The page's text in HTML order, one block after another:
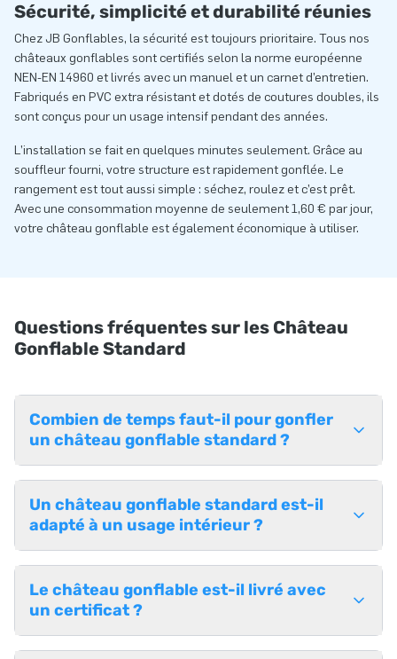
Sécurité, simplicité et durabilité réunies
Chez JB Gonflables, la sécurité est toujours prioritaire. Tous nos
châteaux gonflables sont certifiés selon la norme européenne
NEN-EN 14960 et livrés avec un manuel et un carnet d’entretien.
Fabriqués en PVC extra résistant et dotés de coutures doubles, ils
sont conçus pour un usage intensif pendant des années.
L’installation se fait en quelques minutes seulement. Grâce au
souffleur fourni, votre structure est rapidement gonflée. Le
rangement est tout aussi simple : séchez, roulez et c’est prêt.
Avec une consommation moyenne de seulement 1,60 € par jour,
votre château gonflable est également économique à utiliser.
Questions fréquentes sur les Château
Gonflable Standard
Combien de temps faut-il pour gonfler
un château gonflable standard ?
Un château gonflable standard est-il
adapté à un usage intérieur ?
Le château gonflable est-il livré avec
un certificat ?